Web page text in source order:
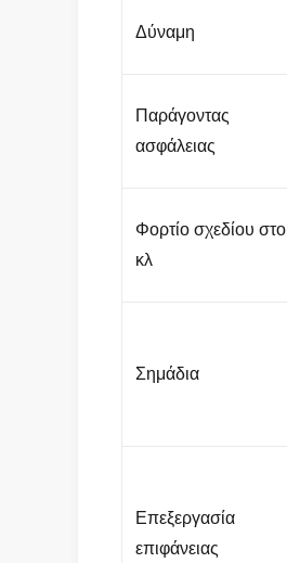
Δύναμη
Παράγοντας
ασφάλειας
Φορτίο σχεδίου στο
κλ
Σημάδια
Επεξεργασία
επιφάνειας